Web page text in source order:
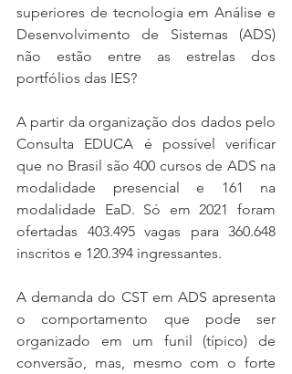
superiores de tecnologia em Análise e
Desenvolvimento de Sistemas (ADS)
não estão entre as estrelas dos
portfólios das IES?
A partir da organização dos dados pelo
Consulta EDUCA é possível verificar
que no Brasil são 400 cursos de ADS na
modalidade presencial e 161 na
modalidade EaD. Só em 2021 foram
ofertadas 403.495 vagas para 360.648
inscritos e 120.394 ingressantes.
A demanda do CST em ADS apresenta
o comportamento que pode ser
organizado em um funil (típico) de
conversão, mas, mesmo com o forte